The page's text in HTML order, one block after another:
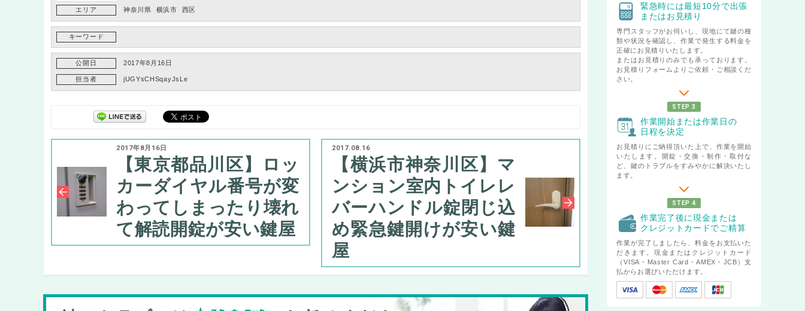
エリア 神奈川県 横浜市 西区
キーワード
公開日 2017年8月16日
担当者 jUGYsCHSqayJsLe
2017年8月16日
【東京都品川区】ロッ
カーダイヤル番号が変
わってしまったり壊れ
て解読開錠が安い鍵屋
2017.08.16
【横浜市神奈川区】マ
ンション室内トイレレ
バーハンドル錠閉じ込
め緊急鍵開けが安い鍵
屋
緊急時には最短10分で出張
またはお見積り
専門スタッフがお伺いし、現地にて鍵の種
類や状況を確認し、作業で発生する料金を
正確にお見積りいたします。
またはお見積りのみでも承っております。
お見積りフォームよりご依頼・ご相談くだ
さい。
STEP 3
作業開始または作業日の
日程を決定
お見積りにご納得頂いた上で、作業を開始
いたします。開錠・交換・制作・取付な
ど、鍵のトラブルをすみやかに解決いたし
ます。
STEP 4
作業完了後に現金または
クレジットカードでご精算
作業が完了しましたら、料金をお支払いた
だきます。現金またはクレジットカード
（VISA・Master Card・AMEX・JCB）支
払からお選びいただけます。